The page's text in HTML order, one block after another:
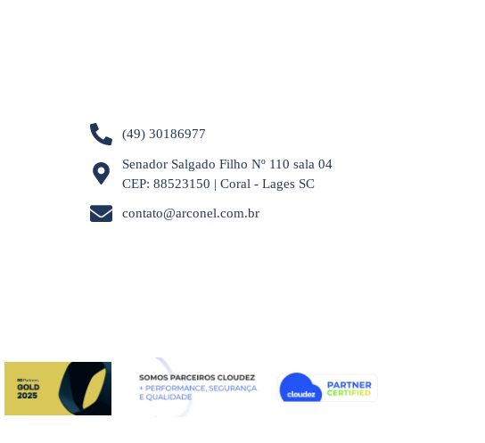
(49) 30186977
Senador Salgado Filho Nº 110 sala 04
CEP: 88523150 | Coral - Lages SC
contato@arconel.com.br